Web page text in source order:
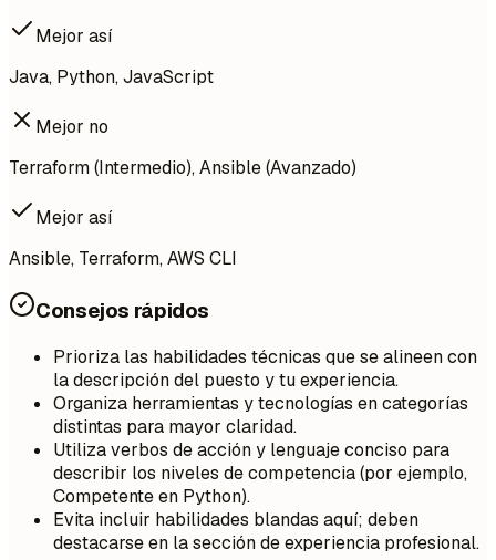
Mejor así
Java, Python, JavaScript
Mejor no
Terraform (Intermedio), Ansible (Avanzado)
Mejor así
Ansible, Terraform, AWS CLI
Consejos rápidos
Prioriza las habilidades técnicas que se alineen con
la descripción del puesto y tu experiencia.
Organiza herramientas y tecnologías en categorías
distintas para mayor claridad.
Utiliza verbos de acción y lenguaje conciso para
describir los niveles de competencia (por ejemplo,
Competente en Python).
Evita incluir habilidades blandas aquí; deben
destacarse en la sección de experiencia profesional.